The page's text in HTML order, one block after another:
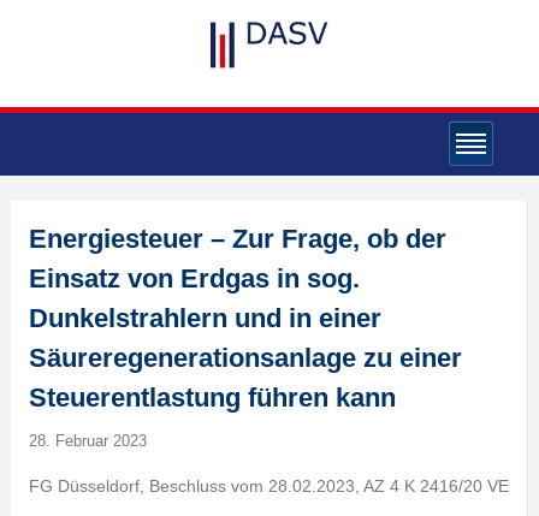
Energiesteuer – Zur Frage, ob der
Einsatz von Erdgas in sog.
Dunkelstrahlern und in einer
Säureregenerationsanlage zu einer
Steuerentlastung führen kann
28. Februar 2023
FG Düsseldorf, Beschluss vom 28.02.2023, AZ 4 K 2416/20 VE